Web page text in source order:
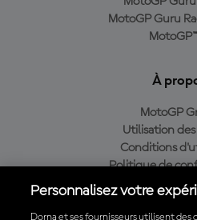
MotoGP Guru
À
MotoGP
Utilisation
Conditions
Politique de
Politique
Personnalisez votre
Dorna et ses fournisseurs utilisent des